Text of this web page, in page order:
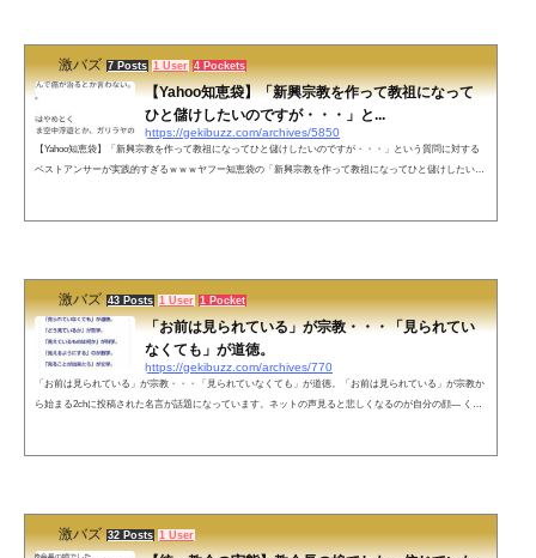
激バズ 7 Posts 1 User 4 Pockets
【Yahoo知恵袋】「新興宗教を作って教祖になって
ひと儲けしたいのですが・・・」と...
https://gekibuzz.com/archives/5850
【Yahoo知恵袋】「新興宗教を作って教祖になってひと儲けしたいのですが・・・」という質問に対する
ベストアンサーが実践的すぎるｗｗｗヤフー知恵袋の「新興宗教を作って教祖になってひと儲けしたいの
激バズ 43 Posts 1 User 1 Pocket
「お前は見られている」が宗教・・・「見られてい
なくても」が道徳。
https://gekibuzz.com/archives/770
「お前は見られている」が宗教・・・「見られていなくても」が道徳。「お前は見られている」が宗教か
ら始まる2chに投稿された名言が話題になっています。ネットの声見ると悲しくなるのが自分の顔— くり
激バズ 32 Posts 1 User